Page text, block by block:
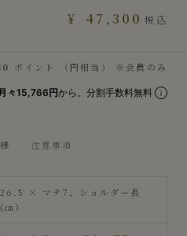
¥ 47,300 税込
ポイント （円相当） ※会員のみ
月々15,766円から。分割手数料無料
注意事項
× マチ7、ショルダー長
）